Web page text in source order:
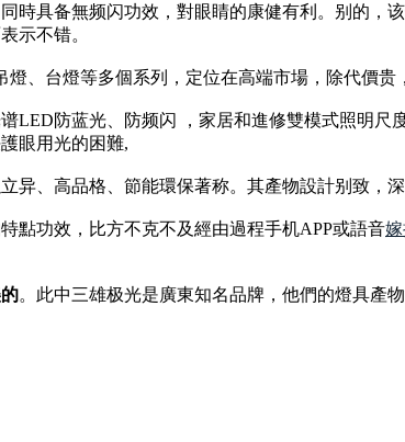
時具备無频闪功效，對眼睛的康健有利。别的，
示不错。
、台燈等多個系列，定位在高端市場，除代價贵
LED防蓝光、防频闪 ，家居和進修雙模式照明
眼用光的困難,
异、高品格、節能環保著称。其產物設計别致，
點功效，比方不克不及經由過程手机APP或語音
。此中三雄极光是廣東知名品牌，他們的燈具產